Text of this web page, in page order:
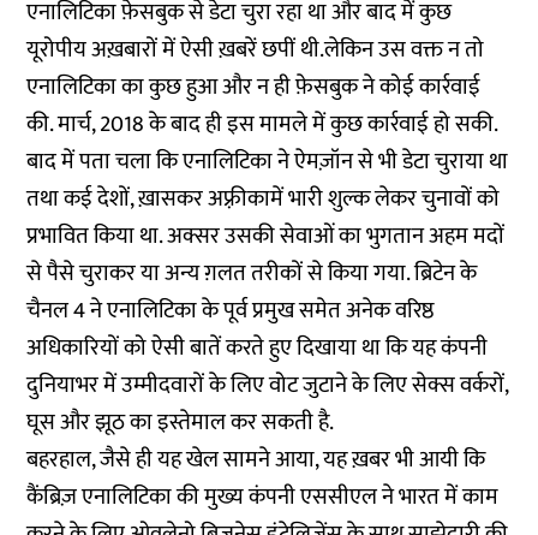
एनालिटिका फ़ेसबुक से डेटा चुरा रहा था और बाद में कुछ
यूरोपीय अख़बारों में ऐसी ख़बरें छपीं थी.लेकिन उस वक्त न तो
एनालिटिका का कुछ हुआ और न ही फ़ेसबुक ने कोई कार्रवाई
की. मार्च, 2018 के बाद ही इस मामले में कुछ कार्रवाई हो सकी.
बाद में पता चला किएनालिटिकाने ऐमज़ॉन से भी डेटा चुराया था
तथा कई देशों, ख़ासकर अफ़्रीकामें भारी शुल्क लेकर चुनावों को
प्रभावित किया था. अक्सर उसकी सेवाओं का भुगतान अहम मदों
से पैसे चुराकर या अन्य ग़लत तरीकों से किया गया. ब्रिटेन के
चैनल 4 ने एनालिटिका के पूर्व प्रमुख समेत अनेक वरिष्ठ
अधिकारियों को ऐसी बातें करते हुए दिखाया था कि यह कंपनी
दुनियाभर में उम्मीदवारों के लिए वोट जुटाने के लिए सेक्स वर्करों,
घूस और झूठ का इस्तेमाल कर सकती है.
बहरहाल, जैसे ही यह खेल सामने आया, यह ख़बर भी आयी कि
कैंब्रिज़ एनालिटिका की मुख्य कंपनी एससीएल ने भारत में काम